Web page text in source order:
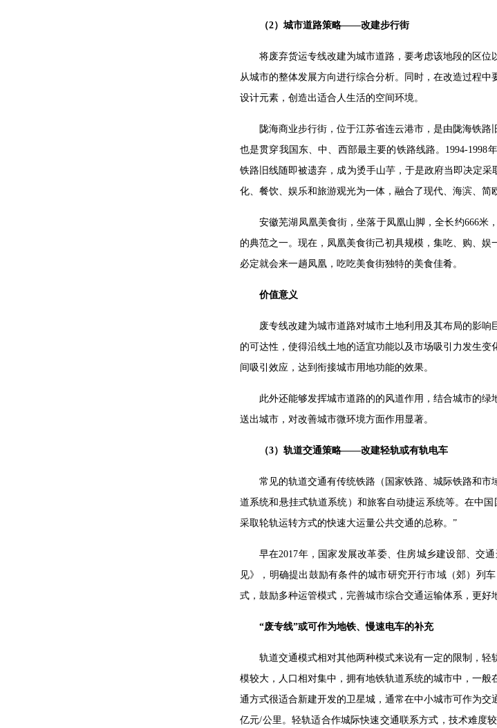
（2）城市道路策略——改建步行街
将废弃货运专线改建为城市道路，要考虑该地段的区
从城市的整体发展方向进行综合分析。同时，在改造过程
设计元素，创造出适合人生活的空间环境。
陇海商业步行街，位于江苏省连云港市，是由陇海铁
也是贯穿我国东、中、西部最主要的铁路线路。1994-
铁路旧线随即被遗弃，成为烫手山芋，于是政府当即决定
化、餐饮、娱乐和旅游观光为一体，融合了现代、海滨、简
安徽芜湖凤凰美食街，坐落于凤凰山脚，全长约666米
的典范之一。现在，凤凰美食街己初具规模，集吃、购、
必定就会来一趟凤凰，吃吃美食街独特的美食佳肴。
价值意义
废专线改建为城市道路对城市土地利用及其布局的影
的可达性，使得沿线土地的适宜功能以及市场吸引力发生
间吸引效应，达到衔接城市用地功能的效果。
此外还能够发挥城市道路的的风道作用，结合城市的
送出城市，对改善城市微环境方面作用显著。
（3）轨道交通策略——改建轻轨或有轨电车
常见的轨道交通有传统铁路（国家铁路、城际铁路和
道系统和悬挂式轨道系统）和旅客自动捷运系统等。在中
采取轮轨运转方式的快速大运量公共交通的总称。”
早在2017年，国家发展改革委、住房城乡建设部、交
见》，明确提出鼓励有条件的城市研究开行市域（郊）列
式，鼓励多种运管模式，完善城市综合交通运输体系，更好
“废专线”或可作为地铁、慢速电车的补充
轨道交通模式相对其他两种模式来说有一定的限制，
模较大，人口相对集中，拥有地铁轨道系统的城市中，一
通方式很适合新建开发的卫星城，通常在中小城市可作为
亿元/公里。轻轨适合作城际快速交通联系方式，技术难度